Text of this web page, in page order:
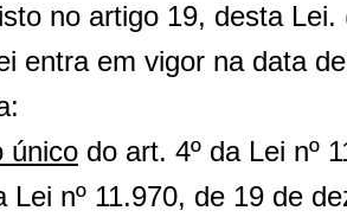
no artigo 19, desta Lei.
entra em vigor na data
único do art. 4º da Lei nº
Lei nº 11.970, de 19 de